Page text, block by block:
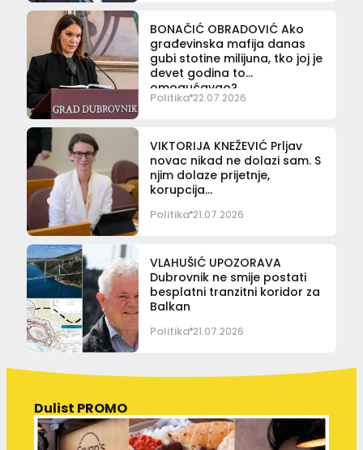
BONAČIĆ OBRADOVIĆ Ako
građevinska mafija danas
gubi stotine milijuna, tko joj je
devet godina to
omogućavao?
Politika 22.07.2026
VIKTORIJA KNEŽEVIĆ Prljav
novac nikad ne dolazi sam. S
njim dolaze prijetnje,
korupcija…
Politika 21.07.2026
VLAHUŠIĆ UPOZORAVA
Dubrovnik ne smije postati
besplatni tranzitni koridor za
Balkan
Politika 21.07.2026
Dulist PROMO